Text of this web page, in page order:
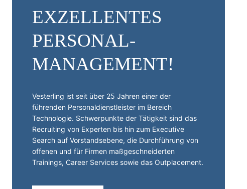
EXZELLENTES
PERSONAL­
MANAGEMENT!
Vesterling ist seit über 25 Jahren einer der
führenden Personal­dienst­leister im Bereich
Technologie. Schwerpunkte der Tätigkeit sind das
Recruiting von Experten bis hin zum Executive
Search auf Vorstandsebene, die Durchführung von
offenen und für Firmen maßgeschneiderten
Trainings, Career Services sowie das Outplacement.